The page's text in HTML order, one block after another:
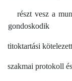
részt vesz a
gondoskodik
titoktartási
szakmai protokoll